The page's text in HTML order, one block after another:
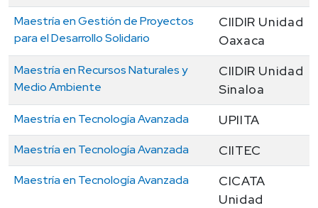
Maestría en Gestión de Proyectos
para el Desarrollo Solidario
CIIDIR Unidad
Oaxaca
Maestría en Recursos Naturales y
Medio Ambiente
CIIDIR Unidad
Sinaloa
Maestría en Tecnología Avanzada UPIITA
Maestría en Tecnología Avanzada CIITEC
Maestría en Tecnología Avanzada
CICATA
Unidad